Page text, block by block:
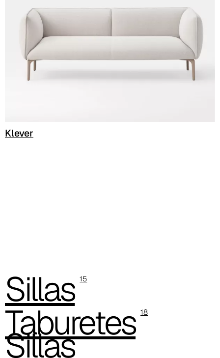
C 38L
C 387
C 384
C 38M
Klever
Sillas 15
Taburetes 18
Sillas